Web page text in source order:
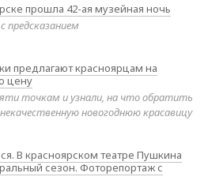
прошла 42-ая музейная ночь
предсказанием
предлагают красноярцам на
цену
точкам и узнали, на что обратить
новогоднюю красавицу
В красноярском театре Пушкина
сезон. Фоторепортаж с